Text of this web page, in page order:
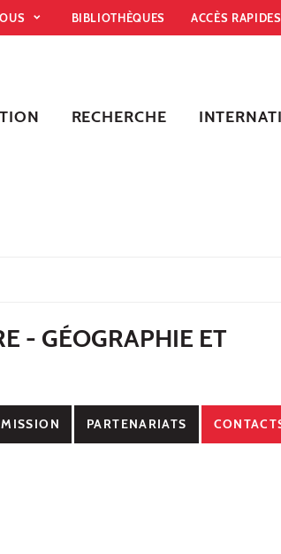
BIBLIOTHÈQUES ACCÈS RAPIDES
RECHERCHE
- GÉOGRAPHIE ET
PARTENARIATS